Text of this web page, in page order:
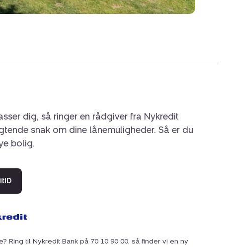
dig, så ringer en rådgiver fra Nykredit
snak om dine lånemuligheder. Så er du
bolig.
Ring til Nykredit Bank på 70 10 90 00, så finder vi en ny